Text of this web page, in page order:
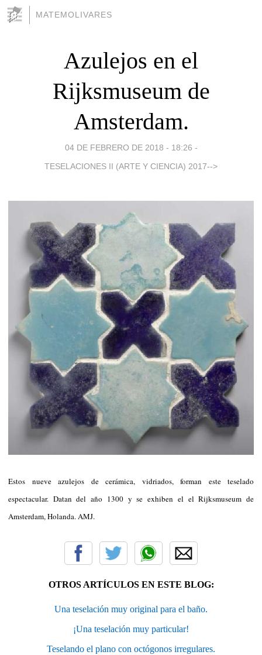
MATEMOLIVARES
Azulejos en el
Rijksmuseum de
Amsterdam.
04 DE FEBRERO DE 2018 - 18:26 -
TESELACIONES II (ARTE Y CIENCIA) 2017-->
Estos nueve azulejos de cerámica, vidriados, forman este teselado
espectacular. Datan del año 1300 y se exhiben el el Rijksmuseum de
Amsterdam, Holanda. AMJ.
OTROS ARTÍCULOS EN ESTE BLOG:
Una teselación muy original para el baño.
¡Una teselación muy particular!
Teselando el plano con octógonos irregulares.